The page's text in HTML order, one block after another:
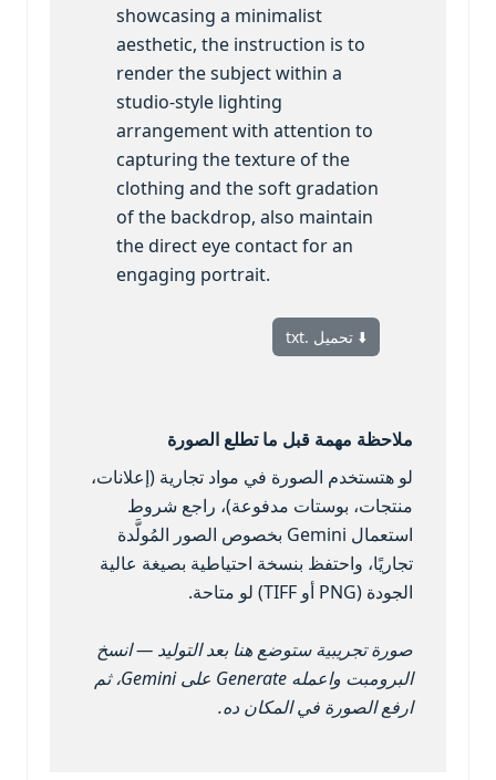
showcasing a minimalist
aesthetic, the instruction is to
render the subject within a
studio-style lighting
arrangement with attention to
capturing the texture of the
clothing and the soft gradation
of the backdrop, also maintain
the direct eye contact for an
engaging portrait.
⬇️ تحميل .txt
ملاحظة مهمة قبل ما تطلع الصورة
لو هتستخدم الصورة في مواد تجارية (إعلانات،
منتجات، بوستات مدفوعة)، راجع شروط
استعمال Gemini بخصوص الصور المُولَّدة
تجاريًا، واحتفظ بنسخة احتياطية بصيغة عالية
الجودة (PNG أو TIFF) لو متاحة.
صورة تجريبية ستوضع هنا بعد التوليد — انسخ
البرومبت واعمله Generate على Gemini، ثم
ارفع الصورة في المكان ده.